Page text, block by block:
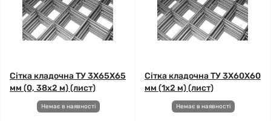
Сітка кладочна ТУ 3X65X65
мм (0, 38x2 м) (лист)
Немає в наявності
Сітка кладочна ТУ 3X60X60
мм (1x2 м) (лист)
Немає в наявності